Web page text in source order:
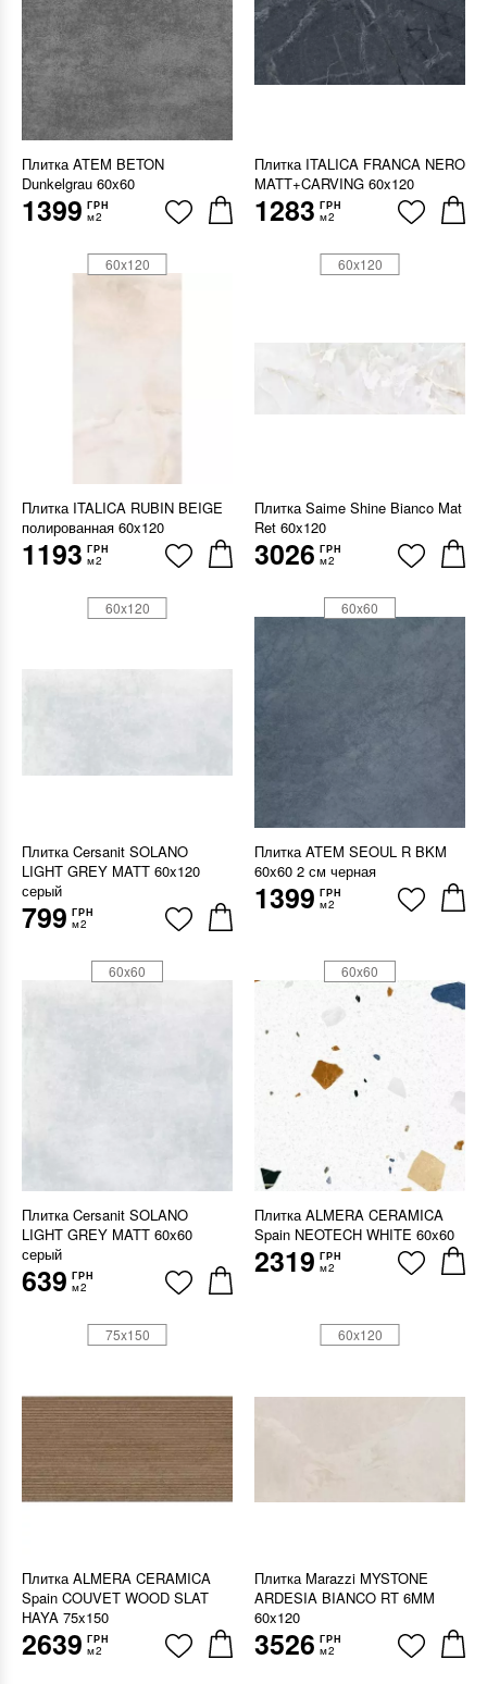
Плитка ATEM BETON
Dunkelgrau 60x60
1399 ГРН
м2
Плитка ITALICA FRANCA NERO
MATT+CARVING 60x120
1283 ГРН
м2
Плитка ITALICA RUBIN BEIGE
полированная 60x120
1193 ГРН
м2
60x120
Плитка Saime Shine Bianco Mat
Ret 60x120
3026 ГРН
м2
60x120
Плитка Cersanit SOLANO
LIGHT GREY MATT 60x120
серый
799 ГРН
м2
60x120
Плитка ATEM SEOUL R BKM
60x60 2 см черная
1399 ГРН
м2
60x60
Плитка Cersanit SOLANO
LIGHT GREY MATT 60x60
серый
639 ГРН
м2
60x60
Плитка ALMERA CERAMICA
Spain NEOTECH WHITE 60x60
2319 ГРН
м2
60x60
Плитка ALMERA CERAMICA
Spain COUVET WOOD SLAT
HAYA 75x150
2639 ГРН
м2
75x150
Плитка Marazzi MYSTONE
ARDESIA BIANCO RT 6MM
60x120
3526 ГРН
м2
60x120